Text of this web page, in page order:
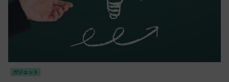
ガジェット